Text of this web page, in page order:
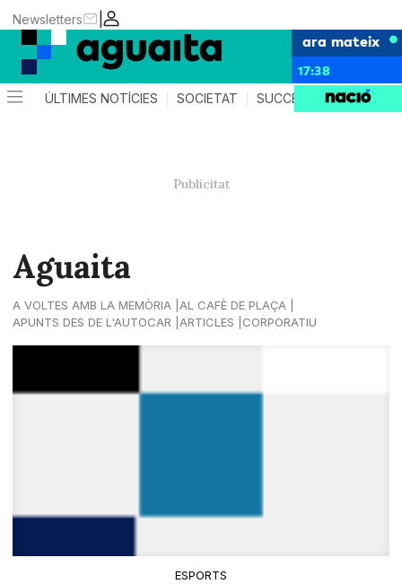
|
Newsletters
ara mateix
17:38
ÚLTIMES NOTÍCIES SOCIETAT SUCCESSOS AGENDA
Aguaita
A VOLTES AMB LA MEMÒRIA
AL CAFÈ DE PLAÇA
APUNTS DES DE L'AUTOCAR
ARTICLES CORPORATIU
ESPORTS